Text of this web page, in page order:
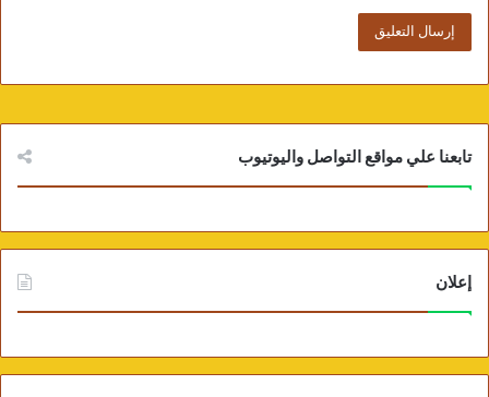
تابعنا علي مواقع التواصل واليوتيوب
إعلان